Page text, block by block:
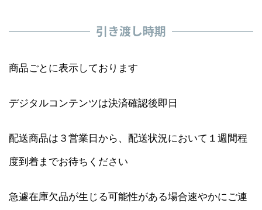
引き渡し時期
商品ごとに表示しております
デジタルコンテンツは決済確認後即日
配送商品は３営業日から、配送状況において１週間程
度到着までお待ちください
急遽在庫欠品が生じる可能性がある場合速やかにご連